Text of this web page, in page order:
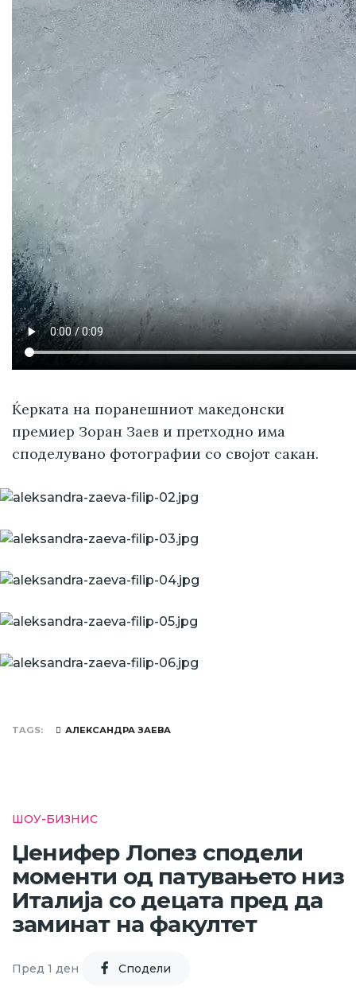
Ќерката на поранешниот македонски
премиер Зоран Заев и претходно има
споделувано фотографии со својот сакан.
TAGS АЛЕКСАНДРА ЗАЕВА
ШОУ-БИЗНИС
Џенифер Лопез сподели
моменти од патувањето низ
Италија со децата пред да
заминат на факултет
Пред 1 ден Cподели